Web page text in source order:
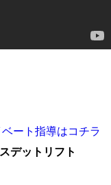
ート指導はコチラ
デットリフト